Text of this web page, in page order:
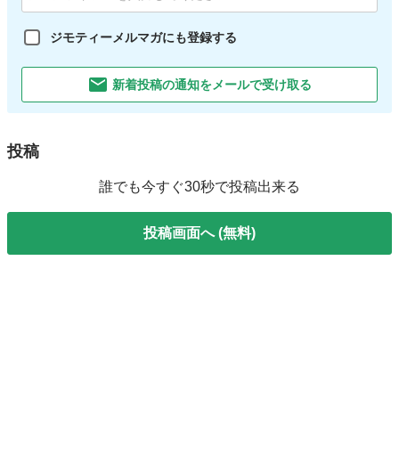
ジモティーメルマガにも登録する
新着投稿の通知をメールで受け取る
投稿
誰でも今すぐ30秒で投稿出来る
投稿画面へ (無料)